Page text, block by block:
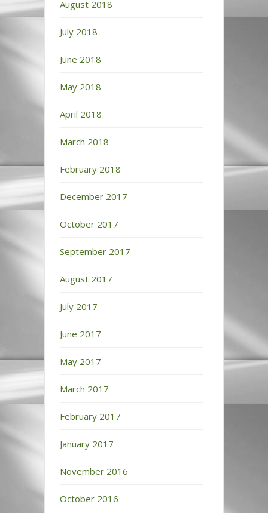
August 2018
July 2018
June 2018
May 2018
April 2018
March 2018
February 2018
December 2017
October 2017
September 2017
August 2017
July 2017
June 2017
May 2017
March 2017
February 2017
January 2017
November 2016
October 2016